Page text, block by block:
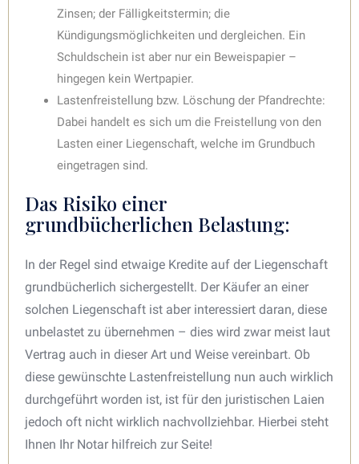
Zinsen; der Fälligkeitstermin; die
Kündigungsmöglichkeiten und dergleichen. Ein
Schuldschein ist aber nur ein Beweispapier –
hingegen kein Wertpapier.
Lastenfreistellung bzw. Löschung der Pfandrechte:
Dabei handelt es sich um die Freistellung von den
Lasten einer Liegenschaft, welche im Grundbuch
eingetragen sind.
Das Risiko einer
grundbücherlichen Belastung:
In der Regel sind etwaige Kredite auf der Liegenschaft
grundbücherlich sichergestellt. Der Käufer an einer
solchen Liegenschaft ist aber interessiert daran, diese
unbelastet zu übernehmen – dies wird zwar meist laut
Vertrag auch in dieser Art und Weise vereinbart. Ob
diese gewünschte Lastenfreistellung nun auch wirklich
durchgeführt worden ist, ist für den juristischen Laien
jedoch oft nicht wirklich nachvollziehbar. Hierbei steht
Ihnen Ihr Notar hilfreich zur Seite!